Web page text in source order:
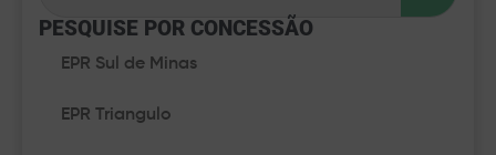
PESQUISE POR CONCESSÃO​
EPR Sul de Minas
EPR Triangulo